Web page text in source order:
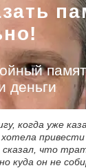
деньги
когда уже
привести
сказал, что
куда он не